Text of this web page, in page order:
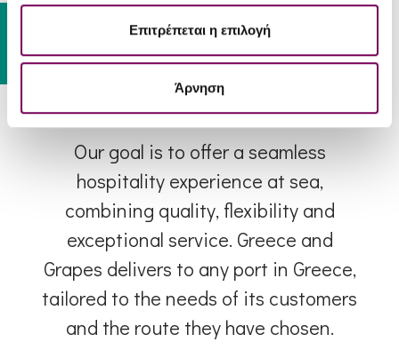
Επιτρέπεται η επιλογή
Άρνηση
View options
Our goal is to offer a seamless
hospitality experience at sea,
combining quality, flexibility and
exceptional service. Greece and
Grapes delivers to any port in Greece,
tailored to the needs of its customers
and the route they have chosen.